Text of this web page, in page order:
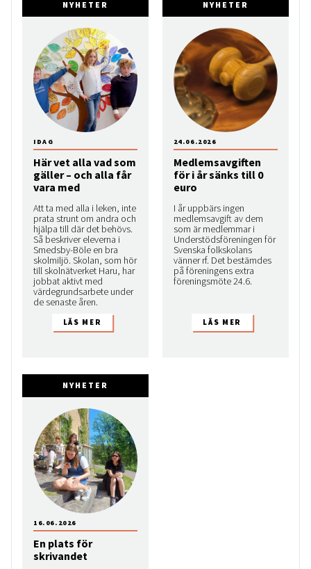
NYHETER
Här vet alla vad som
gäller – och alla får
vara med
Att ta med alla i leken, inte
prata strunt om andra och
hjälpa till där det behövs.
Så beskriver eleverna i
Smedsby-Böle en bra
skolmiljö. Skolan, som hör
till skolnätverket Haru, har
jobbat aktivt med
värdegrundsarbete under
de senaste åren.
IDAG
NYHETER
Medlemsavgiften
för i år sänks till 0
euro
I år uppbärs ingen
medlemsavgift av dem
som är medlemmar i
Understödsföreningen för
Svenska folkskolans
vänner rf. Det bestämdes
på föreningens extra
föreningsmöte 24.6.
24.06.2026
NYHETER
En plats för
skrivandet
16.06.2026